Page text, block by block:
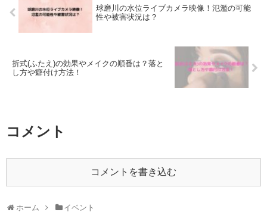
球磨川の水位ライブカメラ映像！氾濫の可能
性や被害状況は？
折式(ふたえ)の効果やメイクの順番は？落と
し方や癖付け方法！
コメント
コメントを書き込む
ホーム イベント